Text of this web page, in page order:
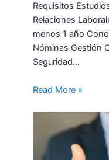
Requisitos
Relaciones
menos 1 año
Nóminas Gestión
Seguridad…
Read More »